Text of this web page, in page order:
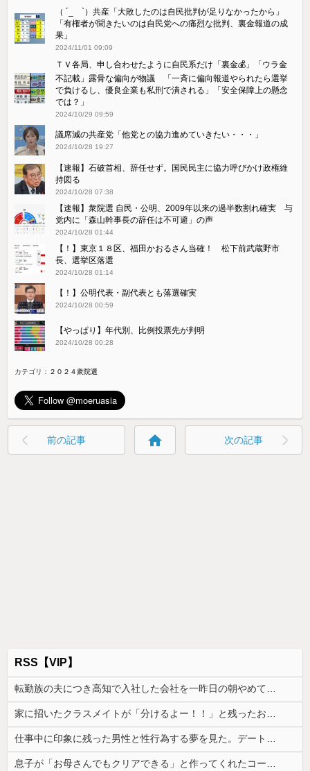
（ ´_ゝ`）共産「大敗したのは自民批判が足りなかったから」
「有権者が聞きたいのは自民党への痛烈な批判、裏金報道の成
果」
2024/11/01 09:09
ＴＶ各局、申し合わせたように自民系だけ「裏金💰」「ウラ金
不記載」露骨な偏向が物議 「一斉に偏向報道やられたら選挙
で負けるし、優良企業も私刑で潰される」「安全保障上の懸念
では？」
2024/10/29 09:59
議席減の共産党「他党との協力進めていきたい・・・」
2024/10/28 19:27
【速報】石破首相、辞任せず。国民民主に協力呼びかけ政権維
持図る
2024/10/28 07:38
【速報】衆院選 自民・公明、2009年以来の過半数割れ確実 与
党内に「森山幹事長の辞任は不可避」の声
2024/10/28 01:44
【！】東京１８区、福田かおるさん当確！ 松下前武蔵野市
長、選挙区落選
2024/10/28 01:14
【！】公明代表・副代表とも落選確実
2024/10/28 00:59
【やっぱり】年代別、比例投票先が判明
2024/10/28 00:28
カテゴリ： ２０２４衆院選
前の記事 home 次の記事
RSS【VIP】